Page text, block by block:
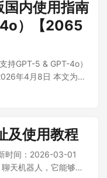
内使用指南
4o）【2065
持GPT-5 & GPT-4o）
年4月8日 本文为您
我们将详细介绍 Chat
让您无需翻墙即可畅
及使用教程
时间：2026-03-01
天机器人，它能够根